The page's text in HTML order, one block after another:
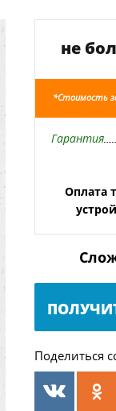
не
*Стоимость
Гарантия
Оплата
Поделиться